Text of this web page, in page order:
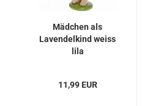
Mädchen als
Lavendelkind weiss
lila
11,99 EUR